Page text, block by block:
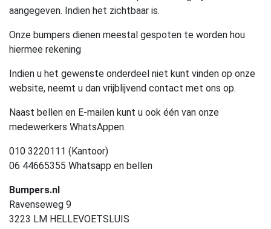
aangegeven. Indien het zichtbaar is.
Onze bumpers dienen meestal gespoten te worden hou
hiermee rekening
Indien u het gewenste onderdeel niet kunt vinden op onze
website, neemt u dan vrijblijvend contact met ons op.
Naast bellen en E-mailen kunt u ook één van onze
medewerkers WhatsAppen.
010 3220111 (Kantoor)
06 44665355 Whatsapp en bellen
Bumpers.nl
Ravenseweg 9
3223 LM HELLEVOETSLUIS